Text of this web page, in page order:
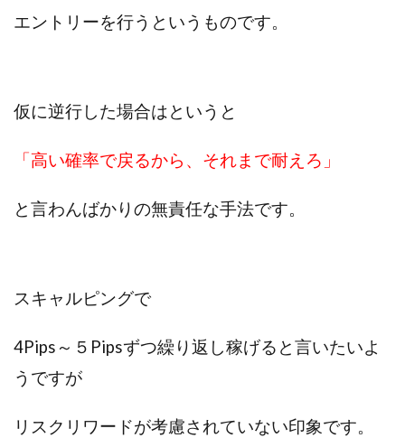
エントリーを行うというものです。
仮に逆行した場合はというと
「高い確率で戻るから、 それまで耐えろ」
と言わんばかりの無責任な手法です。
スキャルピングで
4Pips～５Pipsずつ繰り返し稼げると言いたいよ
うですが
リスクリワードが考慮されていない印象です。